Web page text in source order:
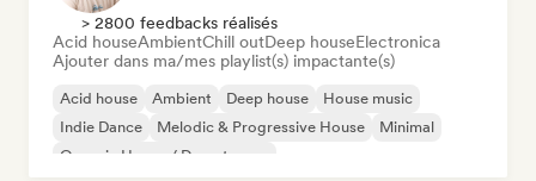
> 2800 feedbacks réalisés
Acid houseAmbientChill outDeep houseElectronica
Ajouter dans ma/mes playlist(s) impactante(s)
Acid house Ambient Deep house
House music
Indie Dance
Melodic & Progressive House
Minimal
Organic House / Downtempo